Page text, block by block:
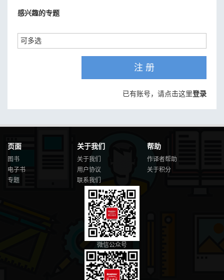
感兴趣的专题
注 册
已有账号，请点击这里登录
页面
图书
电子书
专题
关于我们
关于我们
用户协议
联系我们
帮助
作译者帮助
关于积分
微信公众号